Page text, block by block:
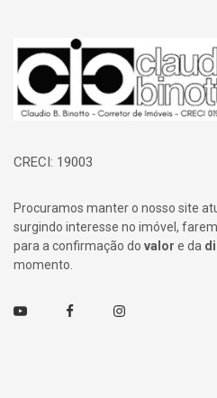
Página inicial
CRECI: 19003
Procuramos manter o nosso site
surgindo interesse no imóvel,
para a confirmação do valor e da
momento.
Youtube FacebookInstagram